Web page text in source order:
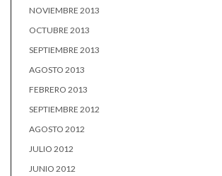
NOVIEMBRE 2013
OCTUBRE 2013
SEPTIEMBRE 2013
AGOSTO 2013
FEBRERO 2013
SEPTIEMBRE 2012
AGOSTO 2012
JULIO 2012
JUNIO 2012